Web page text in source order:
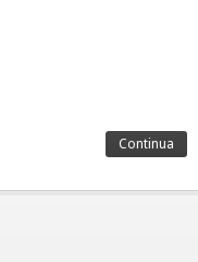
Continua